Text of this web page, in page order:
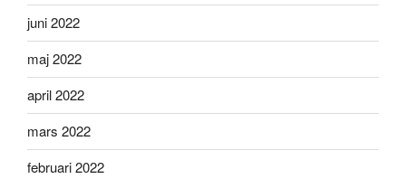
juni 2022
maj 2022
april 2022
mars 2022
februari 2022